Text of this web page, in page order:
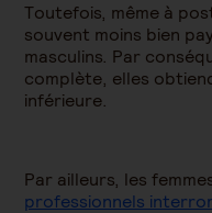
Toutefois, même à
souvent moins bien
masculins. Par
complète, elles
inférieure.
Par ailleurs, les
professionnels